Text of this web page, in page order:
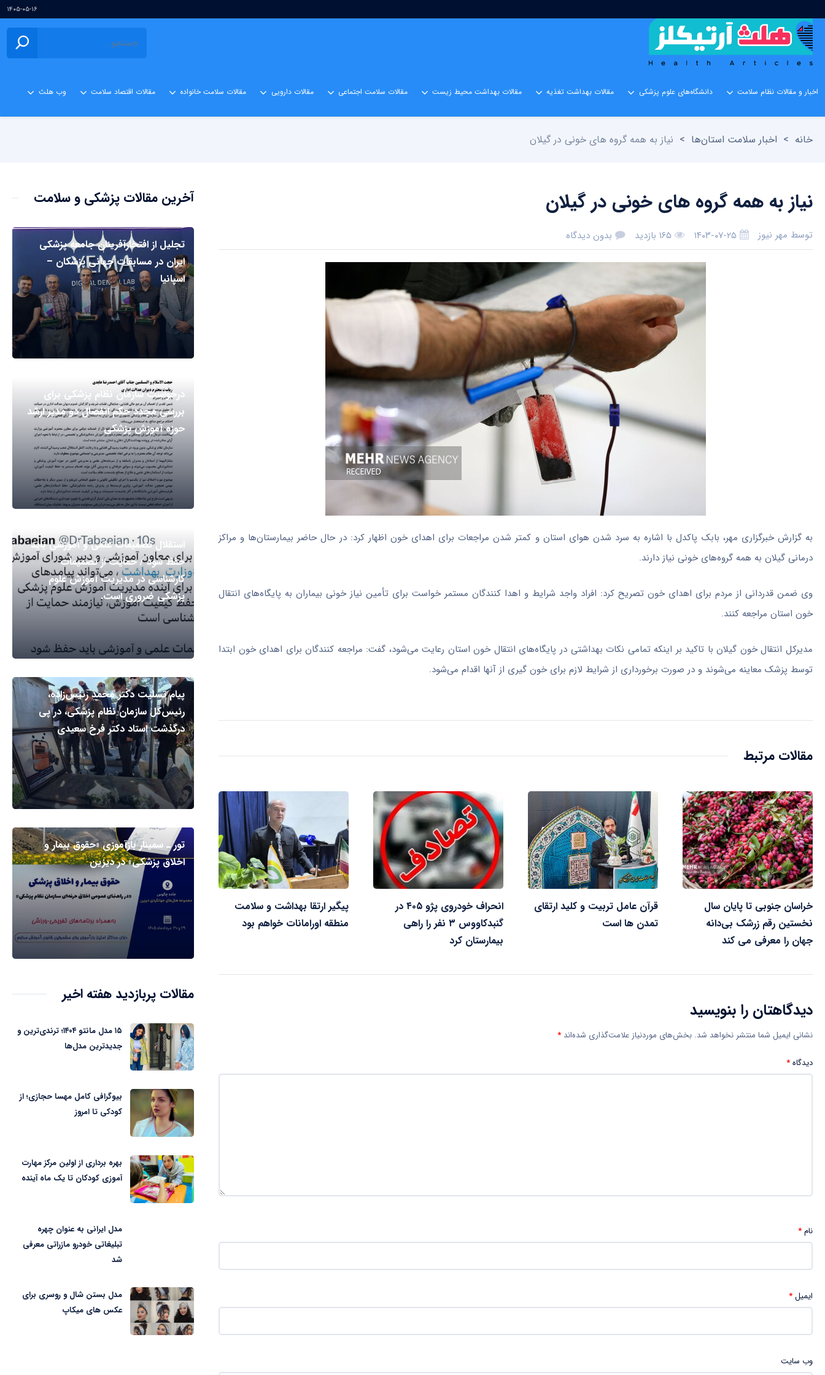
۱۴۰۵-۰۵-۱۶
اخبار و مقالات نظام سلامت دانشگاه‌های علوم پزشکی مقالات بهداشت تغذیه مقالات بهداشت محیط زیست مقالات سلامت اجتماعی مقالات دارویی مقالات سلامت خانواده مقالات اقتصاد سلامت وب هلث
خانه > اخبار سلامت استان‌ها > نیاز به همه گروه های خونی در گیلان
نیاز به همه گروه های خونی در گیلان
توسط مهر نیوز ۱۴۰۳-۰۷-۲۵ ۱۶۵ بازدید بدون دیدگاه
به گزارش خبرگزاری مهر، بابک پاکدل با اشاره به سرد شدن هوای استان و کمتر شدن مراجعات برای اهدای خون اظهار کرد: در حال حاضر بیمارستان‌ها و مراکز
درمانی گیلان به همه گروه‌های خونی نیاز دارند.
وی ضمن قدردانی از مردم برای اهدای خون تصریح کرد: افراد واجد شرایط و اهدا کنندگان مستمر خواست برای تأمین نیاز خونی بیماران به پایگاه‌های انتقال
خون استان مراجعه کنند.
مدیرکل انتقال خون گیلان با تاکید بر اینکه تمامی نکات بهداشتی در پایگاه‌های انتقال خون استان رعایت می‌شود، گفت: مراجعه کنندگان برای اهدای خون ابتدا
توسط پزشک معاینه می‌شوند و در صورت برخورداری از شرایط لازم برای خون گیری از آنها اقدام می‌شود.
مقالات مرتبط
خراسان جنوبی تا پایان سال
نخستین رقم زرشک بی‌دانه
جهان را معرفی می کند
قرآن عامل تربیت و کلید ارتقای
تمدن ها است
انحراف خودروی پژو ۴۰۵ در
گنبدکاووس ۳ نفر را راهی
بیمارستان کرد
پیگیر ارتقا بهداشت و سلامت
منطقه اورامانات خواهم بود
دیدگاهتان را بنویسید
نشانی ایمیل شما منتشر نخواهد شد. بخش‌های موردنیاز علامت‌گذاری شده‌اند *
دیدگاه*
نام*
ایمیل*
وب‌ سایت
آخرین مقالات پزشکی و سلامت
تجلیل از افتخارآفرینان جامعه پزشکی
ایران در مسابقات جهانی پزشکان –
اسپانیا
درخواست سازمان نظام پزشکی برای
بررسی مجدد حکم انفصال دو مدیر ارشد
حوزه آموزش پزشکی
استقلال تصمیمات علمی و آموزشی باید
حفظ شود / حمایت از تصمیمات
کارشناسی در مدیریت آموزش علوم
پزشکی ضروری است.
پیام تسلیت دکتر محمد رئیس‌زاده،
رئیس‌کل سازمان نظام پزشکی، در پی
درگذشت استاد دکتر فرخ سعیدی
تور ـ سمینار بازآموزی «حقوق بیمار و
اخلاق پزشکی» در دیزین
مقالات پربازدید هفته اخیر
۱۵ مدل مانتو ۱۴۰۴؛ ترندی‌ترین و
جدیدترین مدل‌ها
بیوگرافی کامل مهسا حجازی؛ از
کودکی تا امروز
بهره برداری از اولین مرکز مهارت
آموزی کودکان تا یک ماه آینده
مدل ایرانی به عنوان چهره
تبلیغاتی خودرو مازراتی معرفی
شد
مدل بستن شال و روسری برای
عکس های میکاپ